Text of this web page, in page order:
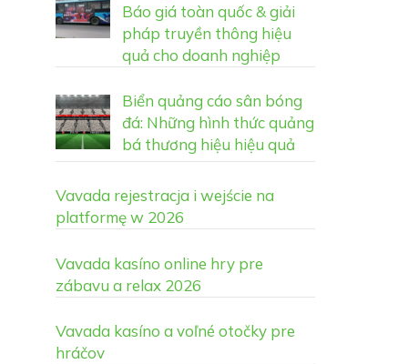
Báo giá toàn quốc & giải
pháp truyền thông hiệu
quả cho doanh nghiệp
Biển quảng cáo sân bóng
đá: Những hình thức quảng
bá thương hiệu hiệu quả
Vavada rejestracja i wejście na
platformę w 2026
Vavada kasíno online hry pre
zábavu a relax 2026
Vavada kasíno a voľné otočky pre
hráčov